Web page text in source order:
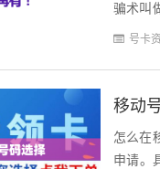
骗术叫
租的话
号卡
移动
怎么在
申请。